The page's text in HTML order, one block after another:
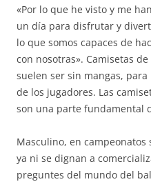
«Por lo que he visto y me
un día para disfrutar y
lo que somos capaces de
con nosotras». Camisetas
suelen ser sin mangas,
de los jugadores. Las
son una parte fundamental
Masculino, en campeonatos
ya ni se dignan a
preguntes del mundo del